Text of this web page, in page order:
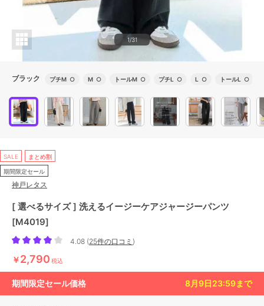
1/31
ブラック プチM ○ M ○ トールM ○ プチL ○ L ○ トールL ○
SALE まとめ割
期間限定セール
神戸レタス
[ 選べるサイズ ] 洗えるイージーケアジャージーパンツ
[M4019]
4.08 (25件の口コミ )
￥2,790 税込
期間限定セール価格 8月9日23:59まで